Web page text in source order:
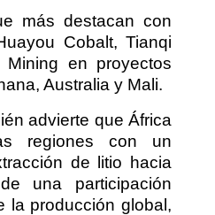
más destacan con
Cobalt, Tianqi
en proyectos
Australia y Mali.
advierte que África
regiones con un
de litio hacia
una participación
la producción global,